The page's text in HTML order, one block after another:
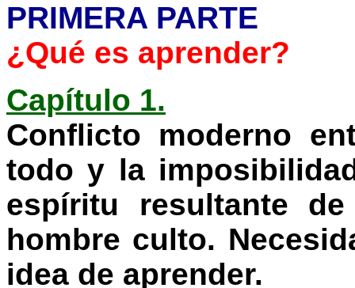
PRIMERA PARTE
¿Qué es aprender?
Capítulo 1.
Conflicto moderno
todo y la
espíritu resultante
hombre culto.
idea de aprender.